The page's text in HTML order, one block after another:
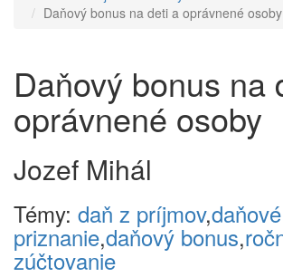
Daňový bonus na deti a oprávnené osoby
Daňový bonus na
oprávnené osoby
Jozef Mihál
Témy: daň z príjmov,daňové
priznanie,daňový bonus,
zúčtovanie